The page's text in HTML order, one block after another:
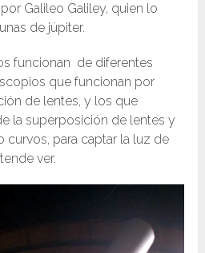
Galileo Galiley, quien lo
de júpiter.
funcionan de diferentes
que funcionan por
de lentes, y los que
la superposición de lentes y
curvos, para captar la luz de
ver.